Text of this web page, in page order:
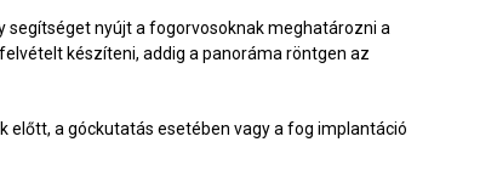
segítséget nyújt a fogorvosoknak meghatározni a
készíteni, addig a panoráma röntgen az
a góckutatás esetében vagy a fog implantáció